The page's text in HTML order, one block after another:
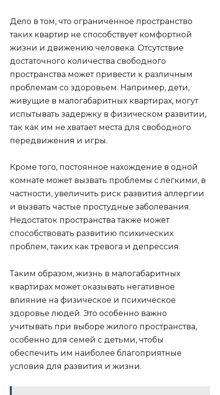
Дело в том, что ограниченное пространство
таких квартир не способствует комфортной
жизни и движению человека. Отсутствие
достаточного количества свободного
пространства может привести к различным
проблемам со здоровьем. Например, дети,
живущие в малогабаритных квартирах, могут
испытывать задержку в физическом развитии,
так как им не хватает места для свободного
передвижения и игры.
Кроме того, постоянное нахождение в одной
комнате может вызвать проблемы с легкими, в
частности, увеличить риск развития аллергии
и вызвать частые простудные заболевания.
Недостаток пространства также может
способствовать развитию психических
проблем, таких как тревога и депрессия.
Таким образом, жизнь в малогабаритных
квартирах может оказывать негативное
влияние на физическое и психическое
здоровье людей. Это особенно важно
учитывать при выборе жилого пространства,
особенно для семей с детьми, чтобы
обеспечить им наиболее благоприятные
условия для развития и жизни.